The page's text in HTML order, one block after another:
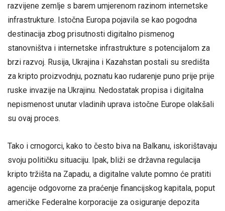
razvijene zemlje s barem umjerenom razinom internetske
infrastrukture. Istočna Europa pojavila se kao pogodna
destinacija zbog prisutnosti digitalno pismenog
stanovništva i internetske infrastrukture s potencijalom za
brzi razvoj. Rusija, Ukrajina i Kazahstan postali su središta
za kripto proizvodnju, poznatu kao rudarenje puno prije prije
ruske invazije na Ukrajinu. Nedostatak propisa i digitalna
nepismenost unutar vladinih uprava istočne Europe olakšali
su ovaj proces.
Tako i crnogorci, kako to često biva na Balkanu, iskorištavaju
svoju političku situaciju. Ipak, bliži se državna regulacija
kripto tržišta na Zapadu, a digitalne valute pomno će pratiti
agencije odgovorne za praćenje financijskog kapitala, poput
američke Federalne korporacije za osiguranje depozita